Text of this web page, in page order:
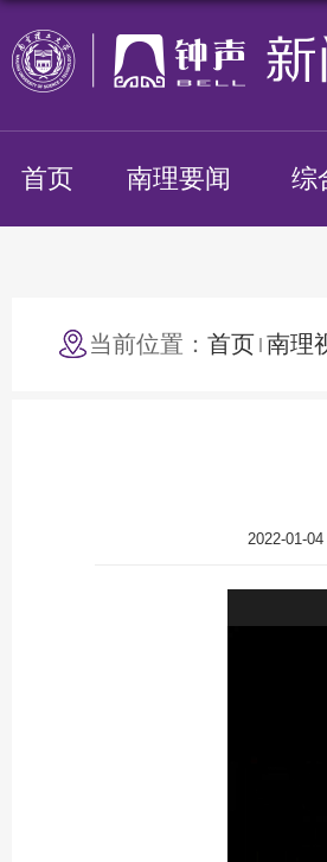
首页 南理要闻 综
当前位置： 首页 南理
2022-01-04